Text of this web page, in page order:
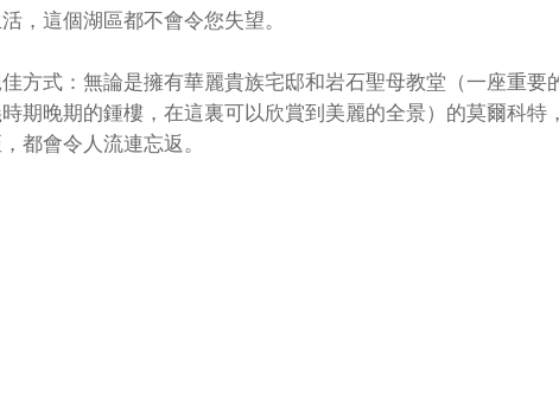
，這個湖區都不會令您失望。
方式：無論是擁有華麗貴族宅邸和岩石聖母教堂（一座重要
期晚期的鍾樓，在這裏可以欣賞到美麗的全景）的莫爾科特
都會令人流連忘返。